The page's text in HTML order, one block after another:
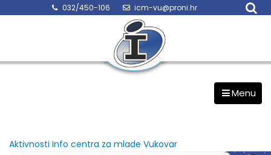
032/450-106 icm-vu@proni.hr
Menu
Aktivnosti Info centra za mlade Vukovar